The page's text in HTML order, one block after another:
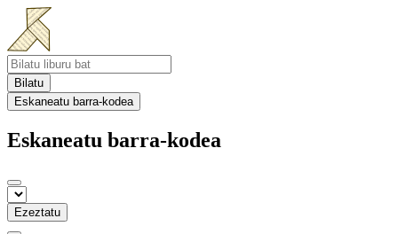
Bilatu
Eskaneatu barra-kodea
Eskaneatu barra-kodea
Ezeztatu